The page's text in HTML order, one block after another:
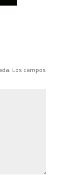
Los campos